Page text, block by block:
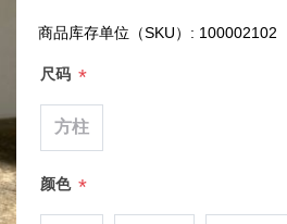
商品库存单位（SKU）: 100002102
尺码 *
方柱
颜色 *